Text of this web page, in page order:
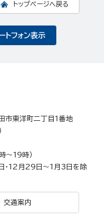
トップページへ戻る
トフォン表示
東洋町二丁目1番地
～19時）
・12月29日～1月3日を除
交通案内